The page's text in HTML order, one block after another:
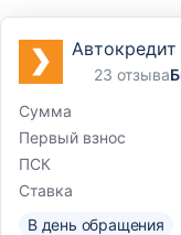
Автокредит
23 отзыва
Сумма
Первый взнос
ПСК
Ставка
В день обращения